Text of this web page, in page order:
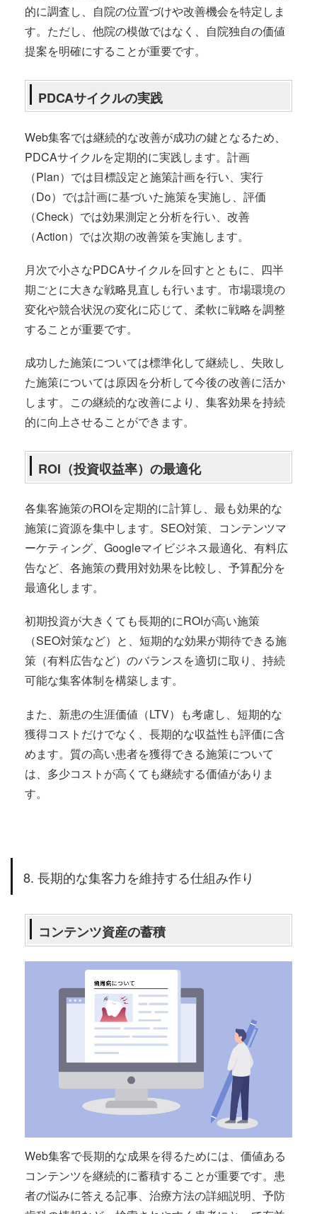
的に調査し、自院の位置づけや改善機会を特定しま
す。ただし、他院の模倣ではなく、自院独自の価値
提案を明確にすることが重要です。
PDCAサイクルの実践
Web集客では継続的な改善が成功の鍵となるため、
PDCAサイクルを定期的に実践します。計画
（Plan）では目標設定と施策計画を行い、実行
（Do）では計画に基づいた施策を実施し、評価
（Check）では効果測定と分析を行い、改善
（Action）では次期の改善策を実施します。
月次で小さなPDCAサイクルを回すとともに、四半
期ごとに大きな戦略見直しも行います。市場環境の
変化や競合状況の変化に応じて、柔軟に戦略を調整
することが重要です。
成功した施策については標準化して継続し、失敗し
た施策については原因を分析して今後の改善に活か
します。この継続的な改善により、集客効果を持続
的に向上させることができます。
ROI（投資収益率）の最適化
各集客施策のROIを定期的に計算し、最も効果的な
施策に資源を集中します。SEO対策、コンテンツマ
ーケティング、Googleマイビジネス最適化、有料広
告など、各施策の費用対効果を比較し、予算配分を
最適化します。
初期投資が大きくても長期的にROIが高い施策
（SEO対策など）と、短期的な効果が期待できる施
策（有料広告など）のバランスを適切に取り、持続
可能な集客体制を構築します。
また、新患の生涯価値（LTV）も考慮し、短期的な
獲得コストだけでなく、長期的な収益性も評価に含
めます。質の高い患者を獲得できる施策について
は、多少コストが高くても継続する価値がありま
す。
8. 長期的な集客力を維持する仕組み作り
コンテンツ資産の蓄積
Web集客で長期的な成果を得るためには、価値ある
コンテンツを継続的に蓄積することが重要です。患
者の悩みに答える記事、治療方法の詳細説明、予防